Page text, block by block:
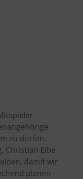
zu dürfen.
Christian Elbe
damit wir
planen